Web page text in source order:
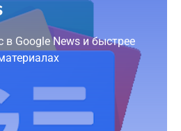
в Google News и быстрее